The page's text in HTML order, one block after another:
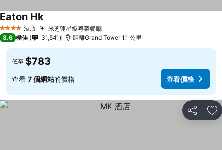
4 星級 酒店 米芝蓮星級粵菜餐廳
Eaton Hk
8.6 極佳 31,541 距離Grand Tower 1.1 公里
低至 $783
查看 7 個網站的價格 查看價格
分享 放